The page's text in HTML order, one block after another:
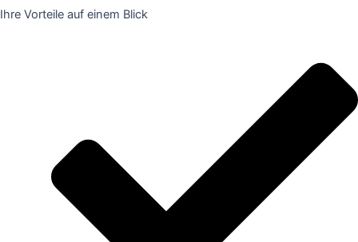
Ihre Vorteile auf einem Blick